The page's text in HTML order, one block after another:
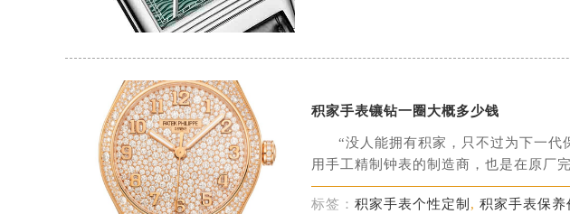
积家手表镶钻一圈大概多少钱
“没人能拥有积家，只不过为下一代
用手工精制钟表的制造商，也是在原厂
标签： 积家手表个性定制 , 积家手表保养